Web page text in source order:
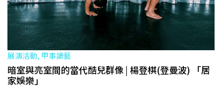
展演活動, 甲事讀藝
暗室與亮室間的當代酷兒群像 | 楊登棋(登曼波) 「居
家娛樂」